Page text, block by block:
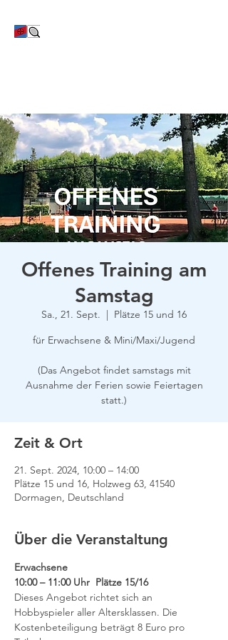
Offenes Training am
Samstag
Sa., 21. Sept.
  |
Plätze 15 und 16
für Erwachsene & Mini/Maxi/Jugend
(Das Angebot findet samstags mit
Ausnahme der Ferien sowie Feiertagen
Zeit & Ort
21. Sept. 2024, 10:00 – 14:00
Plätze 15 und 16, Holzweg 63, 41540
Dormagen, Deutschland
Über die Veranstaltung
Erwachsene
10:00 – 11:00 Uhr  Plätze 15/16
Dieses Angebot richtet sich an
Hobbyspieler aller Altersklassen. Die
Kostenbeteiligung beträgt 8 Euro pro